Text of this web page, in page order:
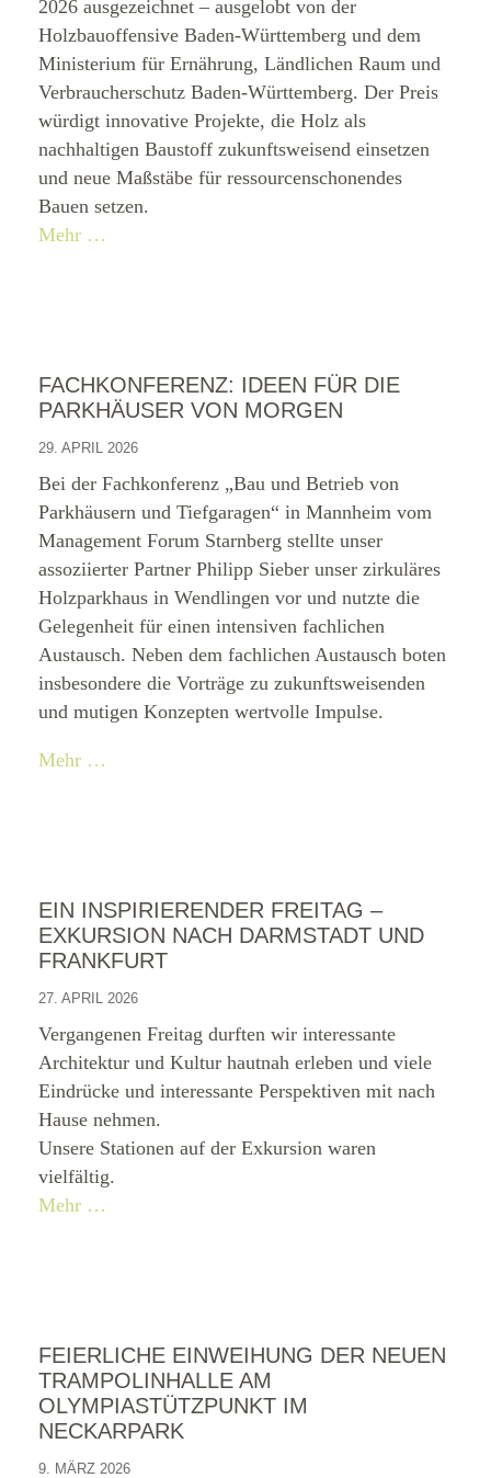
2026 ausgezeichnet – ausgelobt von der
Holzbauoffensive Baden-Württemberg und dem
Ministerium für Ernährung, Ländlichen Raum und
Verbraucherschutz Baden-Württemberg. Der Preis
würdigt innovative Projekte, die Holz als
nachhaltigen Baustoff zukunftsweisend einsetzen
und neue Maßstäbe für ressourcenschonendes
Bauen setzen.
Mehr …
FACHKONFERENZ: IDEEN FÜR DIE
PARKHÄUSER VON MORGEN
29. APRIL 2026
Bei der Fachkonferenz „Bau und Betrieb von
Parkhäusern und Tiefgaragen“ in Mannheim vom
Management Forum Starnberg stellte unser
assoziierter Partner Philipp Sieber unser zirkuläres
Holzparkhaus in Wendlingen vor und nutzte die
Gelegenheit für einen intensiven fachlichen
Austausch. Neben dem fachlichen Austausch boten
insbesondere die Vorträge zu zukunftsweisenden
und mutigen Konzepten wertvolle Impulse.
Mehr …
EIN INSPIRIERENDER FREITAG –
EXKURSION NACH DARMSTADT UND
FRANKFURT
27. APRIL 2026
Vergangenen Freitag durften wir interessante
Architektur und Kultur hautnah erleben und viele
Eindrücke und interessante Perspektiven mit nach
Hause nehmen.
Unsere Stationen auf der Exkursion waren
vielfältig.
Mehr …
FEIERLICHE EINWEIHUNG DER NEUEN
TRAMPOLINHALLE AM
OLYMPIASTÜTZPUNKT IM
NECKARPARK
9. MÄRZ 2026